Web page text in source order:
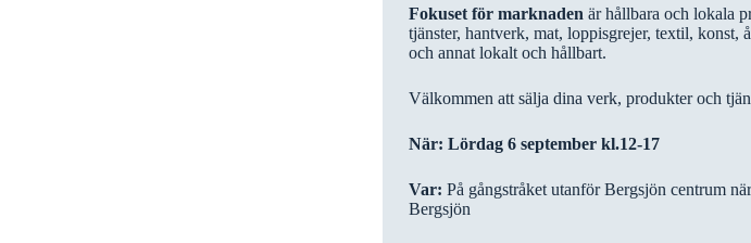
Fokuset för marknaden är hållbara och lokala
tjänster, hantverk, mat, loppisgrejer, textil, konst,
och annat lokalt och hållbart.
Välkommen att sälja dina verk, produkter och
När: Lördag 6 september kl.12-17
Var: På gångstråket utanför Bergsjön centrum
Bergsjön